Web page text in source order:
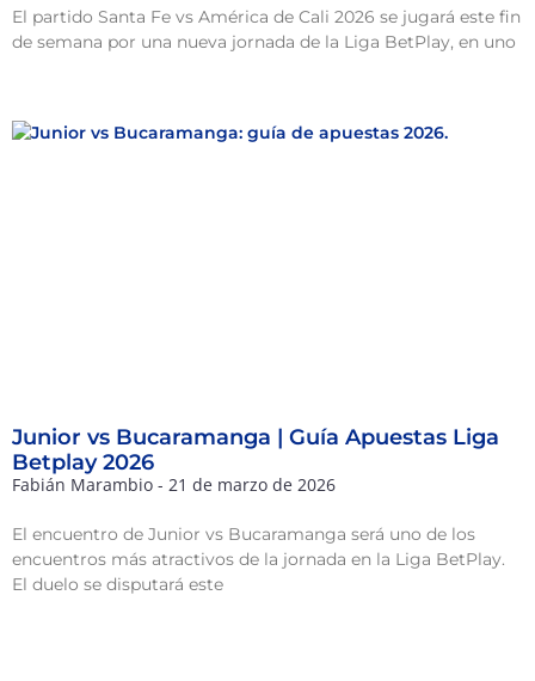
El partido Santa Fe vs América de Cali 2026 se jugará este fin
de semana por una nueva jornada de la Liga BetPlay, en uno
Junior vs Bucaramanga | Guía Apuestas Liga
Betplay 2026
Fabián Marambio 21 de marzo de 2026
El encuentro de Junior vs Bucaramanga será uno de los
encuentros más atractivos de la jornada en la Liga BetPlay.
El duelo se disputará este